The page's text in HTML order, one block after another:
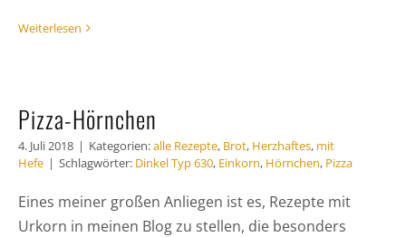
Weiterlesen
Pizza-Hörnchen
4. Juli 2018 | Kategorien:alle Rezepte, Brot, Herzhaftes, mit
Hefe | Schlagwörter: Dinkel Typ 630, Einkorn, Hörnchen, Pizza
Eines meiner großen Anliegen ist es, Rezepte mit
Urkorn in meinen Blog zu stellen, die besonders